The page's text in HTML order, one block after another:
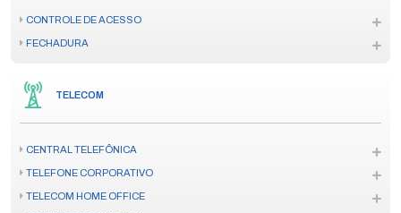
CONTROLE DE ACESSO
FECHADURA
TELECOM
CENTRAL TELEFÔNICA
TELEFONE CORPORATIVO
TELECOM HOME OFFICE